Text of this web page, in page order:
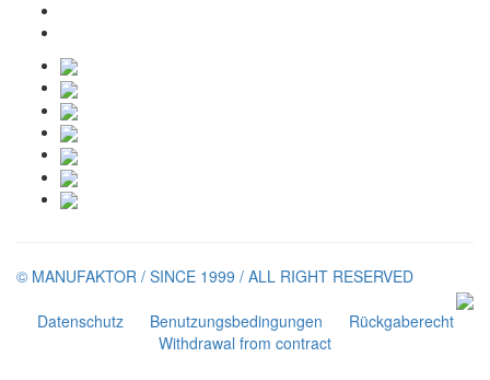
© MANUFAKTOR / SINCE 1999 / ALL RIGHT RESERVED
Datenschutz Benutzungsbedingungen
Rückgaberecht
Withdrawal from contract